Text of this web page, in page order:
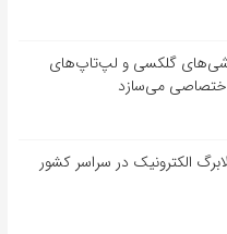
گلکسی و لپ‌تاپ‌های
الکترونیک در سراسر کشور